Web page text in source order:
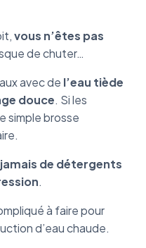
vous n’êtes pas
de chuter…
avec de l’eau tiède
douce. Si les
simple brosse
de détergents
.
à faire pour
d’eau chaude.